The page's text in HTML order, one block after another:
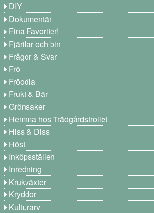
DIY
Dokumentär
Fina Favoriter!
Fjärilar och bin
Frågor & Svar
Frö
Fröodla
Frukt & Bär
Grönsaker
Hemma hos Trädgårdstrollet
Hiss & Diss
Höst
Inköpsställen
Inredning
Krukväxter
Kryddor
Kulturarv